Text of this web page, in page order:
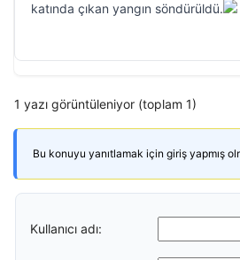
katında çıkan yangın söndürüldü.
1 yazı görüntüleniyor (toplam 1)
Bu konuyu yanıtlamak için giriş yapmış
Kullanıcı adı: